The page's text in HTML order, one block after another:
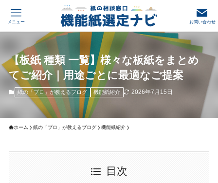
お問い合わせ
メニュー
【板紙 種類 一覧】様々な板紙をまとめ
てご紹介｜用途ごとに最適なご提案
紙の「プロ」が教えるブログ 機能紙紹介 2026年7月15日
ホーム 紙の「プロ」が教えるブログ 機能紙紹介
目次